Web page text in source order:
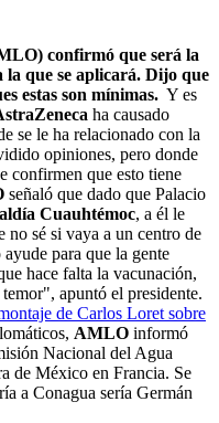
confirmó que será la
que se aplicará. Dijo que
estas son mínimas. Y es
ha causado
se le ha relacionado con la
opiniones, pero donde
confirmen que esto tiene
señaló que dado que Palacio
Cuauhtémoc, a él le
no sé si vaya a un centro de
para que la gente
hace falta la vacunación,
apuntó el presidente.
de Carlos Loret sobre
AMLO informó
Nacional del Agua
de México en Francia. Se
a Conagua sería Germán